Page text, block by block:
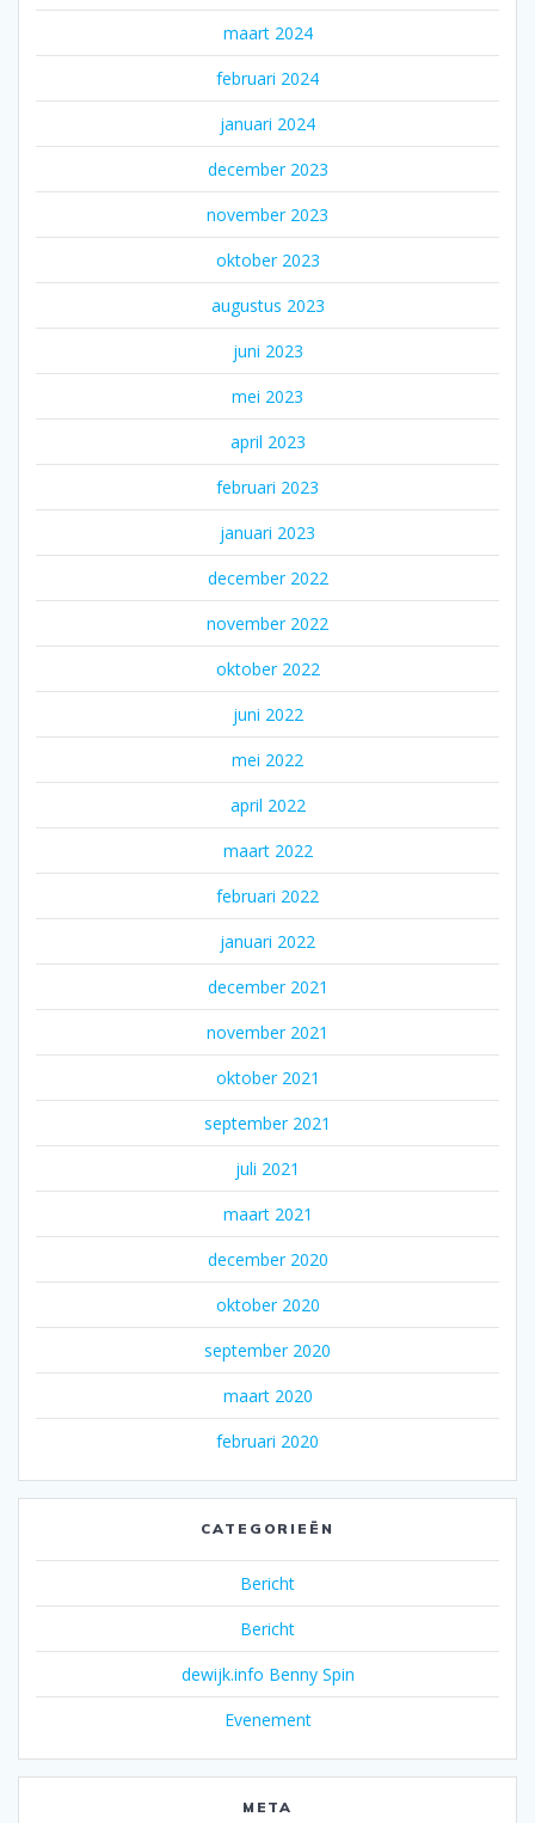
maart 2024
februari 2024
januari 2024
december 2023
november 2023
oktober 2023
augustus 2023
juni 2023
mei 2023
april 2023
februari 2023
januari 2023
december 2022
november 2022
oktober 2022
juni 2022
mei 2022
april 2022
maart 2022
februari 2022
januari 2022
december 2021
november 2021
oktober 2021
september 2021
juli 2021
maart 2021
december 2020
oktober 2020
september 2020
maart 2020
februari 2020
CATEGORIEËN
Bericht
Bericht
dewijk.info Benny Spin
Evenement
META